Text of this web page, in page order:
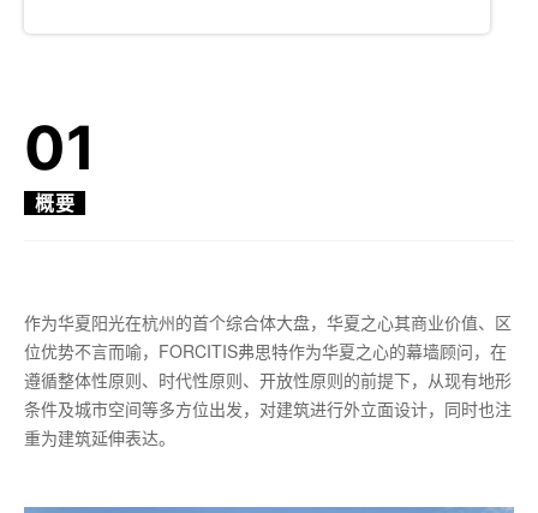
01
概要
作为华夏阳光在杭州的首个综合体大盘，华夏之心其商业价值、区
位优势不言而喻，FORCITIS弗思特作为华夏之心的幕墙顾问，在
遵循整体性原则、时代性原则、开放性原则的前提下，从现有地形
条件及城市空间等多方位出发，对建筑进行外立面设计，同时也注
重为建筑延伸表达。